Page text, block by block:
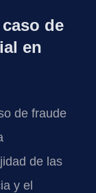
de
en
de fraude
de las
y el